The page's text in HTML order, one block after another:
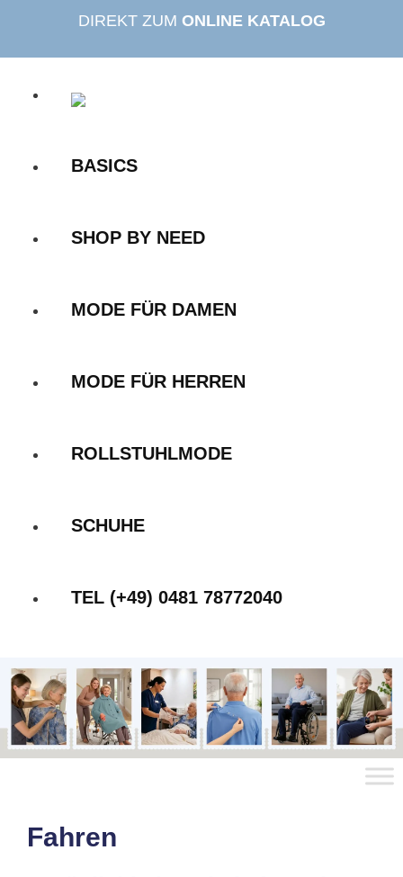
springen
DIREKT ZUM ONLINE KATALOG
BASICS
SHOP BY NEED
MODE FÜR DAMEN
MODE FÜR HERREN
ROLLSTUHLMODE
SCHUHE
TEL (+49) 0481 78772040
Fahren